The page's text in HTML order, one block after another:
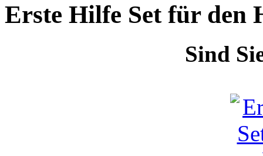
Erste Hilfe Set für den
Sind